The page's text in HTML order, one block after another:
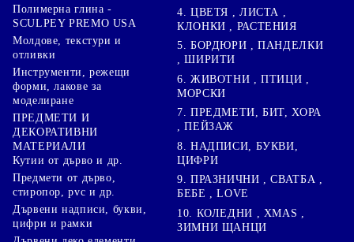
Полимерна глина -
SCULPEY PREMO USA
Молдове, текстури и
отливки
Инструменти, режещи
форми, лакове за
моделиране
ПРЕДМЕТИ И
ДЕКОРАТИВНИ
МАТЕРИАЛИ
Кутии от дърво и др.
Предмети от дърво,
стиропор, pvc и др.
Дървени надписи, букви,
цифри и рамки
4. ЦВЕТЯ , ЛИСТА ,
КЛОНКИ , РАСТЕНИЯ
5. БОРДЮРИ , ПАНДЕЛКИ
, ШИРИТИ
6. ЖИВОТНИ , ПТИЦИ ,
МОРСКИ
7. ПРЕДМЕТИ, БИТ, ХОРА
, ПЕЙЗАЖ
8. НАДПИСИ, БУКВИ,
ЦИФРИ
9. ПРАЗНИЧНИ , СВАТБА ,
БЕБЕ , LOVE
10. КОЛЕДНИ , XMAS ,
ЗИМНИ ЩАНЦИ